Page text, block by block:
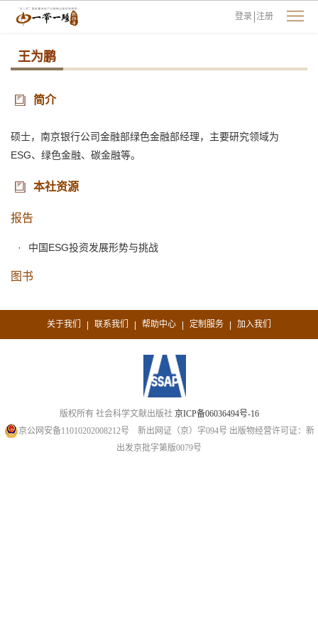
登录 注册
王为鹏
简介
硕士，南京银行公司金融部绿色金融部经理，主要研究领域为
ESG、绿色金融、碳金融等。
本社资源
报告
中国ESG投资发展形势与挑战
图书
关于我们 | 联系我们 | 帮助中心 | 定制服务 | 加入我们
版权所有 社会科学文献出版社 京ICP备06036494号-16
京公网安备11010202008212号 新出网证（京）字094号 出版物经营许可证：新
出发京批字第版0079号